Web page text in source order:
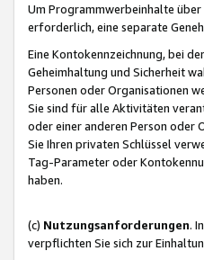
Um Programmwerbeinhalte über
erforderlich, eine separate
Eine Kontokennzeichnung, bei
Geheimhaltung und Sicherheit
Personen oder Organisationen
Sie sind für alle Aktivitäten
oder einer anderen Person oder
Sie Ihren privaten Schlüssel
Tag-Parameter oder
haben.
(c) Nutzungsanforderungen.
verpflichten Sie sich zur